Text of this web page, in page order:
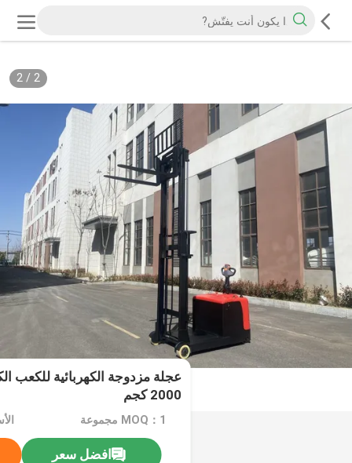
2
/
2
عجلة مزدوجة الكهربائية للكعب
2000 كجم
MOQ：1 مجموعة
افضل سعر